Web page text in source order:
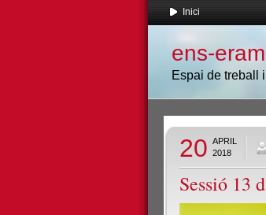
Inici
ens-
Espai de treball
20 APRIL
2018
Sessió 13